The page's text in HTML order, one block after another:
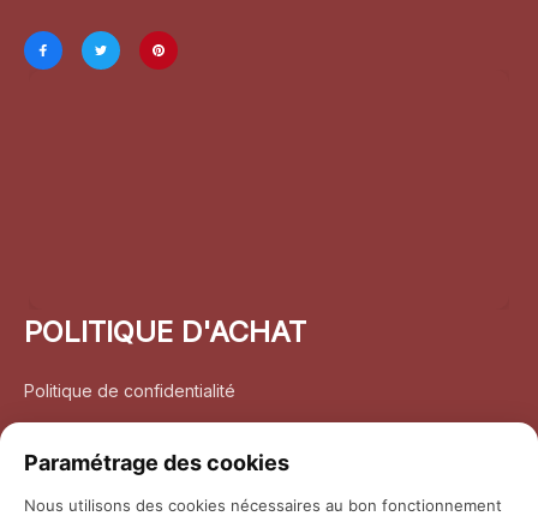
POLITIQUE D'ACHAT
Politique de confidentialité
Paramétrage des cookies
Nous utilisons des cookies nécessaires au bon fonctionnement